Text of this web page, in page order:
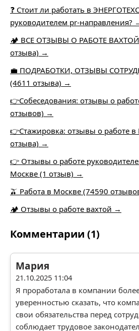
❓ Стоит ли работать в
руководителем pr-направления?
🏕️ ВСЕ ОТЗЫВЫ О РАБОТЕ ВАХТОЙ
отзыва) →
💼 ПОДРАБОТКИ, ОТЗЫВЫ
(4611 отзыва) →
👉Собеседования: отзывы о
отзывов) →
👉Стажировка: отзывы о работе в
отзыва) →
👉 Отзывы о работе
Москве (1 отзыв) →
🫒 Работа в Москве (74590
🏕 Отзывы о работе вахтой →
Комментарии (1)
Мария
21.10.2025 11:04
Я проработала в компании
уверенностью сказать, что
свои обязательства перед
соблюдает трудовое